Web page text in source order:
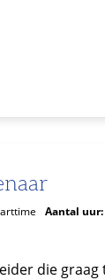
Aantal uur:
die